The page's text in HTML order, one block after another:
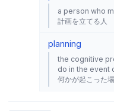
a person who
計画を立てる人
planning
the cognitive
do in the event
何かが起こった